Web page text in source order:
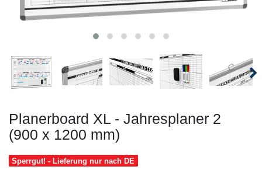
Planerboard XL - Jahresplaner 2
(900 x 1200 mm)
Sperrgut! - Lieferung nur nach DE